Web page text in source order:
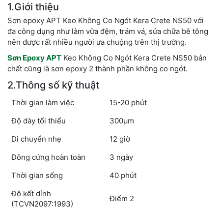
1.Giới thiệu
Sơn epoxy APT Keo Không Co Ngót Kera Crete NS50 với
đa công dụng như làm vữa đệm, trám vá, sửa chữa bê tông
nên được rất nhiều người ưa chuộng trên thị trường.
Sơn Epoxy APT Keo Không Co Ngót Kera Crete NS50 bản
chất cũng là sơn epoxy 2 thành phần không co ngót.
2.Thông số kỹ thuật
Thời gian làm việc
15-20 phút
Độ dày tối thiểu
300µm
Di chuyển nhẹ
12 giờ
Đông cứng hoàn toàn
3 ngày
Thời gian sống
40 phút
Độ kết dính
(TCVN2097:1993)
Điểm 2